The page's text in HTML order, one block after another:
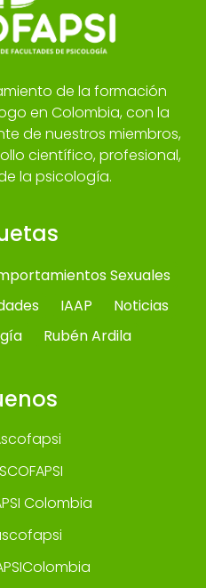
de la formación
en Colombia, con la
de nuestros miembros,
científico, profesional,
la psicología.
Sexuales
IAAP
Noticias
Rubén Ardila
Colombia